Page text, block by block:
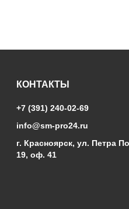
КОНТАКТЫ
+7 (391) 240-02-69
info@sm-pro24.ru
г. Красноярск, ул. Петра
19, оф. 41